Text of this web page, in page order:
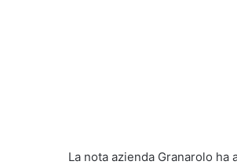
La nota azienda Granarolo